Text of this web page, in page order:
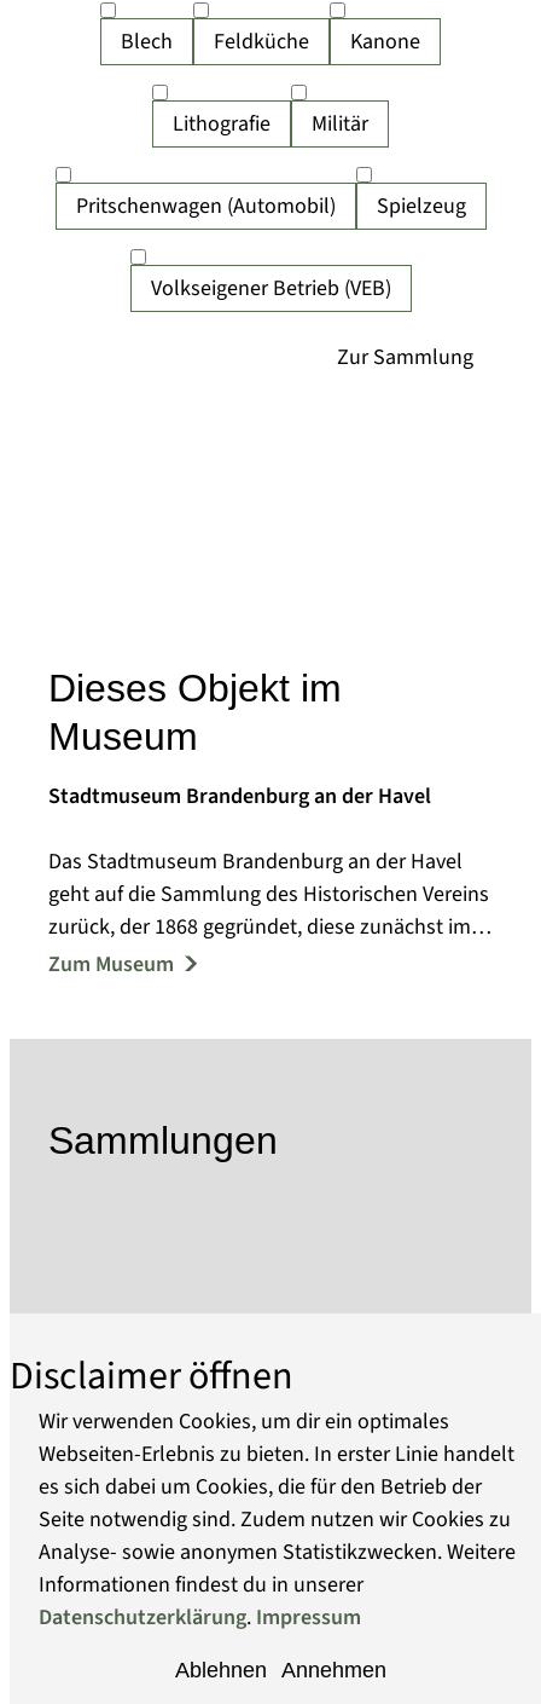
Blech Feldküche Kanone
Lithografie Militär
Pritschenwagen (Automobil) Spielzeug
Volkseigener Betrieb (VEB)
Dieses Objekt im
Museum
Stadtmuseum Brandenburg an der Havel
Das Stadtmuseum Brandenburg an der Havel
geht auf die Sammlung des Historischen Vereins
zurück, der 1868 gegründet, diese zunächst im
Steintorturm, ab 1923 im barocken Frey-Haus
übergaben seine Erben 1939 der Stadt über,
ebenso übergab der Historische Verein die
Haus mit seiner Dauerausstellung zu "Alchemie
und Alltag" und den mittelalterlichen
Steintortum in der Neustadt mit der Sammlung
zu Havelschifffahrt.
Im Frey-Haus wird in wechselnden
Sonderausstellungen die jüngere
Stadtgeschichte gezeigt, deren Ereignisse das
Leben der Brandenburger bis heute prägen
sowie eine ständige Ausstellung zur über
Brandenburg an der Havel, die Kinder wie
Zum Museum
Sammlungen
Über uns
Barrierefreiheit
Datenschutz
Disclaimer öffnen
Wir verwenden Cookies, um dir ein optimales
Webseiten-Erlebnis zu bieten. In erster Linie handelt
es sich dabei um Cookies, die für den Betrieb der
Seite notwendig sind. Zudem nutzen wir Cookies zu
Analyse- sowie anonymen Statistikzwecken. Weitere
Informationen findest du in unserer
Datenschutzerklärung. Impressum
Ablehnen Annehmen